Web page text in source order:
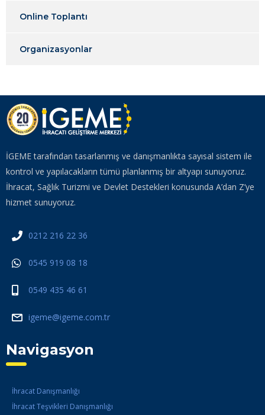
Online Toplantı
Organizasyonlar
İGEME tarafından tasarlanmış ve danışmanlıkta sayısal sistem ile
kontrol ve yapılacakların tümü planlanmış bir altyapı sunuyoruz.
İhracat, Sağlık Turizmi ve Devlet Destekleri konusunda A’dan Z’ye
hizmet sunuyoruz.
0212 216 22 36
0545 919 08 18
0549 435 46 61
igeme@igeme.com.tr
Navigasyon
İhracat Danışmanlığı
İhracat Teşvikleri Danışmanlığı